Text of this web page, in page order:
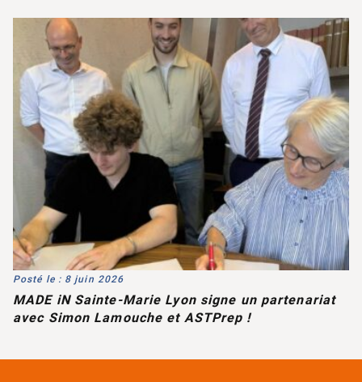
Posté le : 8 juin 2026
MADE iN Sainte-Marie Lyon signe un partenariat
avec Simon Lamouche et ASTPrep !